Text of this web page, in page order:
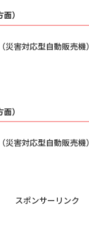
）
災害対応型自動販売機）
）
災害対応型自動販売機）
スポンサーリンク